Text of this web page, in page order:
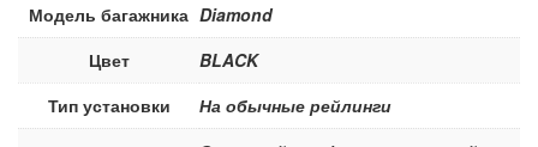
Модель багажника Diamond
Цвет
BLACK
Тип установки
На обычные рейлинги